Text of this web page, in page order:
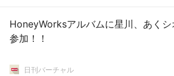
HoneyWorksアルバムに星川、あくシ
参加！！
日刊バーチャル